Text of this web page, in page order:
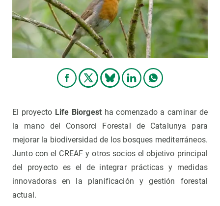
El proyecto Life Biorgest ha comenzado a caminar de
la mano del Consorci Forestal de Catalunya para
mejorar la biodiversidad de los bosques mediterráneos.
Junto con el CREAF y otros socios el objetivo principal
del proyecto es el de integrar prácticas y medidas
innovadoras en la planificación y gestión forestal
actual.